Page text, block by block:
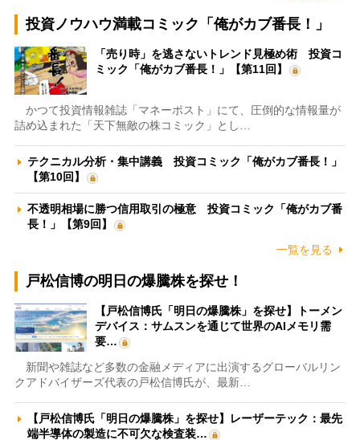
投資ノウハウ満載コミック「俺がカブ番長！」
「売り時」を逃さないトレンド見極め術 投資コ
ミック「俺がカブ番長！」【第11回】
かつて投資情報雑誌「マネーポスト」にて、圧倒的な情報量が
詰め込まれた「天下無敵の株コミック」とし…
テクニカル分析・集中講義 投資コミック「俺がカブ番長！」
【第10回】
不透明相場に勝つ信用取引の極意 投資コミック「俺がカブ番
長！」【第9回】
一覧を見る
戸松信博の明日の爆騰株を探せ！
【戸松信博氏「明日の爆騰株」を探せ】トーメン
デバイス：サムスンを通じて世界のAIメモリ需
要…
新聞や雑誌など多数の金融メディアに出演するグローバルリン
クアドバイザーズ代表の戸松信博氏が、最新…
【戸松信博氏「明日の爆騰株」を探せ】レーザーテック：最先
端半導体の製造に不可欠な検査装…